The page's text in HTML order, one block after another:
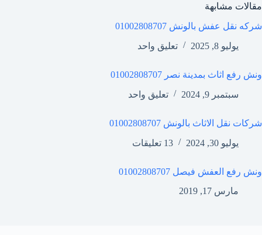
مقالات مشابهة
شركه نقل عفش بالونش 01002808707
يوليو 8, 2025
تعليق واحد
ونش رفع اثاث بمدينة نصر 01002808707
سبتمبر 9, 2024
تعليق واحد
شركات نقل الاثاث بالونش 01002808707
يوليو 30, 2024
13 تعليقات
ونش رفع العفش فيصل 01002808707
مارس 17, 2019